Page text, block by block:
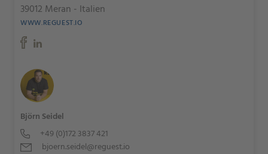
39012 Meran - Italien
WWW.REGUEST.IO
Björn Seidel
+49 (0)172 3837 421
bjoern.seidel@reguest.io